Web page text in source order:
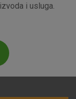
i usluga.